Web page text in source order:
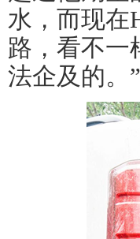
水，而现在
路，看不一
法企及的。”